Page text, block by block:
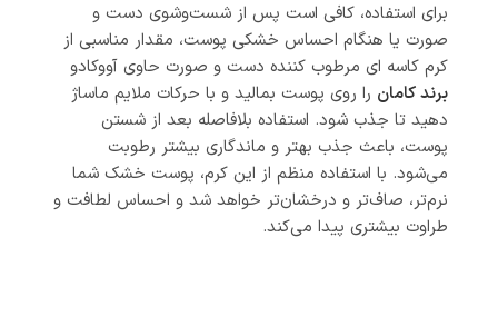
برای استفاده، کافی است پس از شست‌وشوی دست و
صورت یا هنگام احساس خشکی پوست، مقدار مناسبی از
کرم کاسه ای مرطوب کننده دست و صورت حاوی آووکادو
برند کامان را روی پوست بمالید و با حرکات ملایم ماساژ
دهید تا جذب شود. استفاده بلافاصله بعد از شستن
پوست، باعث جذب بهتر و ماندگاری بیشتر رطوبت
می‌شود. با استفاده منظم از این کرم، پوست خشک شما
نرم‌تر، صاف‌تر و درخشان‌تر خواهد شد و احساس لطافت و
طراوت بیشتری پیدا می‌کند.